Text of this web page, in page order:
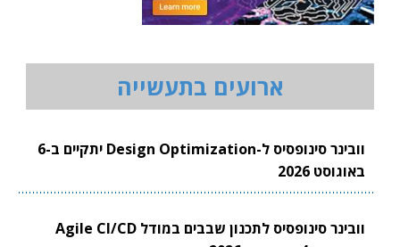
ארועים בתעשייה
וובינר סינופסיס ל-Design Optimization יתקיים ב-6
באוגוסט 2026
וובינר סינופסיס לתכנון שבבים במודל Agile CI/CD